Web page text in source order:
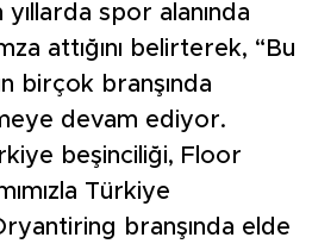
spor alanında
attığını belirterek, “Bu
birçok branşında
devam ediyor.
beşinciliği, Floor
Türkiye
branşında elde